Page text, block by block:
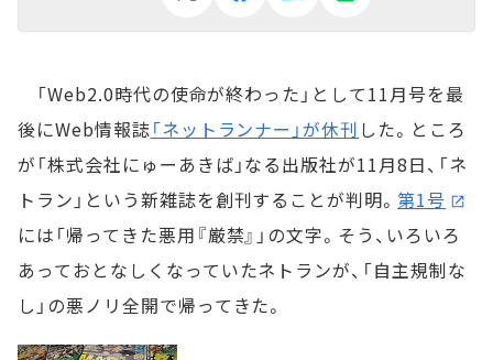
「Web2.0時代の使命が終わった」として11月号を最
後にWeb情報誌「ネットランナー」が休刊 した。ところ
が「株式会社にゅーあきば」なる出版社が11月8日、「ネ
トラン」という新雑誌を創刊することが判明。第1号
には「帰ってきた悪用『厳禁』」の文字。そう、いろいろ
あっておとなしくなっていたネトランが、「自主規制な
し」の悪ノリ全開で帰ってきた。